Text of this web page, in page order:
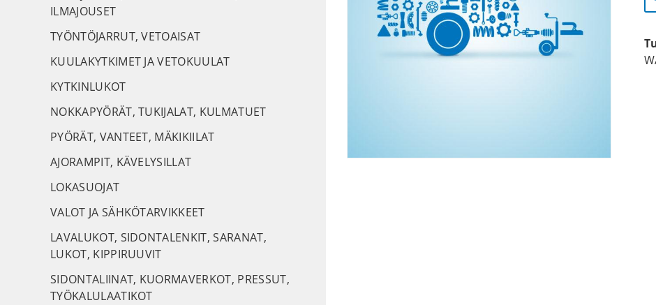
ILMAJOUSET
TYÖNTÖJARRUT, VETOAISAT
KUULAKYTKIMET JA VETOKUULAT
KYTKINLUKOT
NOKKAPYÖRÄT, TUKIJALAT, KULMATUET
PYÖRÄT, VANTEET, MÄKIKIILAT
AJORAMPIT, KÄVELYSILLAT
LOKASUOJAT
VALOT JA SÄHKÖTARVIKKEET
LAVALUKOT, SIDONTALENKIT, SARANAT,
LUKOT, KIPPIRUUVIT
SIDONTALIINAT, KUORMAVERKOT, PRESSUT,
TYÖKALULAATIKOT